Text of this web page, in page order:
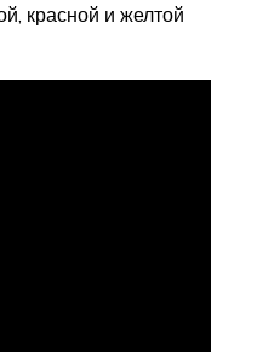
красной и желтой